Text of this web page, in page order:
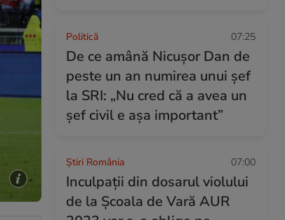
Politică 07:25
De ce amână Nicușor Dan de
peste un an numirea unui șef
la SRI: „Nu cred că a avea un
şef civil e așa important”
Știri România 07:00
Inculpații din dosarul violului
de la Școala de Vară AUR